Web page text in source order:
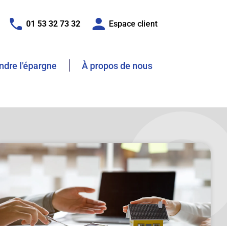
01 53 32 73 32 Espace client
l'épargne À propos de nous